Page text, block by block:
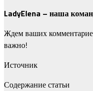
LadyElena – наша
Ждем ваших
важно!
Источник
Содержание статьи